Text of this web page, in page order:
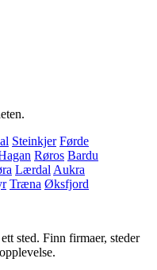
Steinkjer Førde
Røros Bardu
Lærdal Aukra
Træna Øksfjord
sted. Finn firmaer, steder